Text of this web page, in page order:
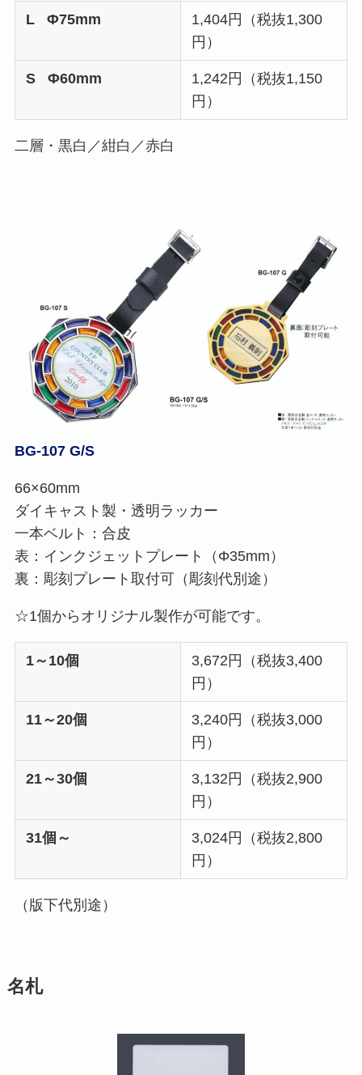
L Φ75mm
1,404円（税抜1,300
円）
S Φ60mm
1,242円（税抜1,150
円）
二層・黒白／紺白／赤白
BG-107 G/S
66×60mm
ダイキャスト製・透明ラッカー
一本ベルト：合皮
表：インクジェットプレート（Φ35mm）
裏：彫刻プレート取付可（彫刻代別途）
☆1個からオリジナル製作が可能です。
1～10個
3,672円（税抜3,400
円）
11～20個
3,240円（税抜3,000
円）
21～30個
3,132円（税抜2,900
円）
31個～
3,024円（税抜2,800
円）
（版下代別途）
名札